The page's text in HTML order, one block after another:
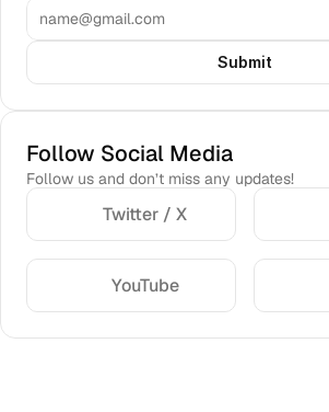
Submit
Follow Social Media
Follow us and don’t miss any updates!
Twitter / X
YouTube